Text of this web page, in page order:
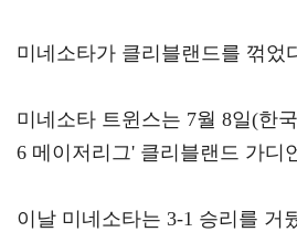
미네소타가 클리블랜드를 꺾었
미네소타 트윈스는 7월 8일(한
6 메이저리그' 클리블랜드 가디
이날 미네소타는 3-1 승리를 거